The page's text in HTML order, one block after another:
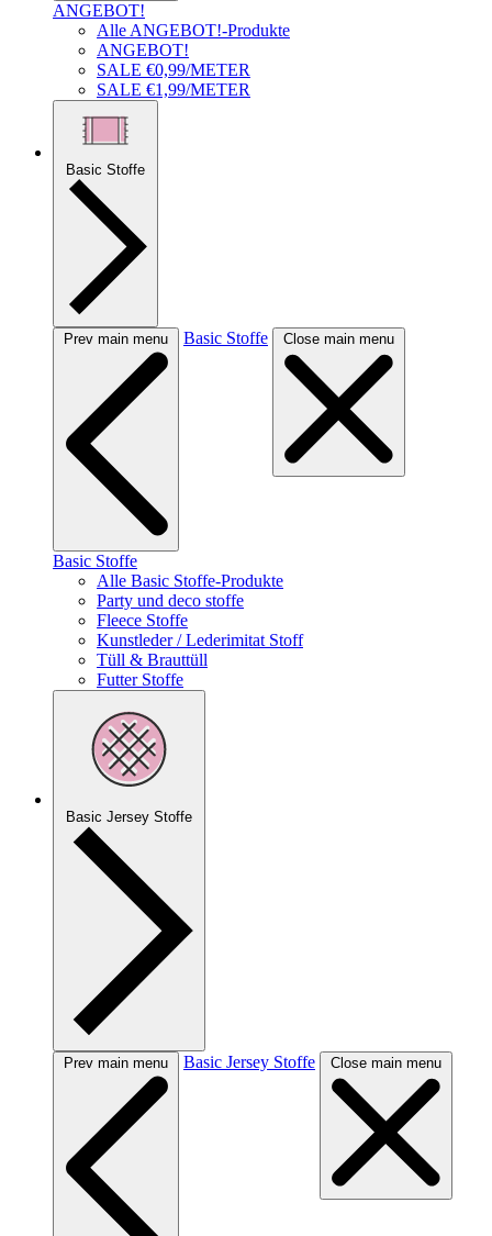
ANGEBOT!
Alle ANGEBOT!-Produkte
ANGEBOT!
SALE €0,99/METER
SALE €1,99/METER
Basic Stoffe
Prev main menu Basic Stoffe Close main menu
Basic Stoffe
Alle Basic Stoffe-Produkte
Party und deco stoffe
Fleece Stoffe
Kunstleder / Lederimitat Stoff
Tüll & Brauttüll
Futter Stoffe
Basic Jersey Stoffe
Prev main menu Basic Jersey Stoffe Close main menu